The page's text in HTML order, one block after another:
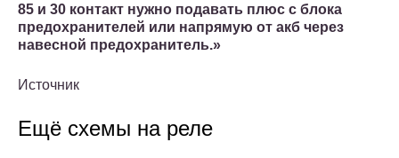
85 и 30 контакт нужно подавать плюс с блока
предохранителей или напрямую от акб через
навесной предохранитель.»
Источник
Ещё схемы на реле